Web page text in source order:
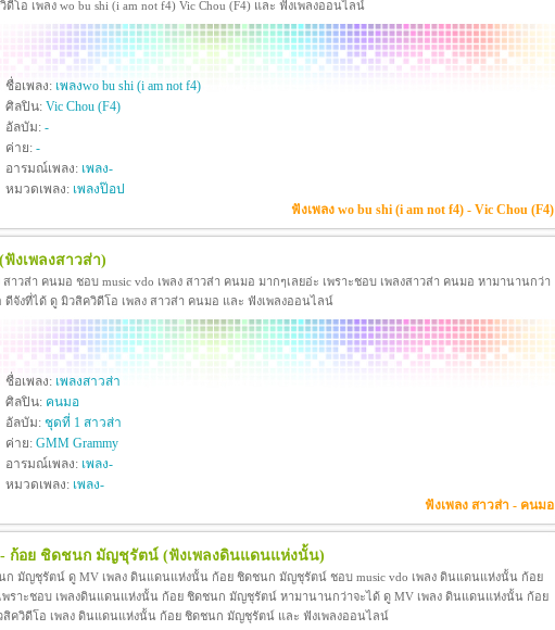
ดีโอ เพลง wo bu shi (i am not f4) Vic Chou (F4) และ ฟังเพลงออนไลน์
ชื่อเพลง: เพลงwo bu shi (i am not f4)
ศิลปิน: Vic Chou (F4)
อัลบัม: -
ค่าย: -
อารมณ์เพลง: เพลง-
หมวดเพลง: เพลงป๊อป
ฟังเพลง wo bu shi (i am not f4) - Vic Chou (F4)
(ฟังเพลงสาวส่า)
าวส่า คนมอ ชอบ music vdo เพลง สาวส่า คนมอ มากๆเลยอ่ะ เพราะชอบ เพลงสาวส่า คนมอ หามานานกว่า
ดีจังที่ได้ ดู มิวสิควิดีโอ เพลง สาวส่า คนมอ และ ฟังเพลงออนไลน์
ชื่อเพลง: เพลงสาวส่า
ศิลปิน: คนมอ
อัลบัม: ชุดที่ 1 สาวส่า
ค่าย: GMM Grammy
อารมณ์เพลง: เพลง-
หมวดเพลง: เพลง-
ฟังเพลง สาวส่า - คนมอ
ก้อย ชิดชนก มัญชุรัตน์ (ฟังเพลงดินแดนแห่งนั้น)
ก มัญชุรัตน์ ดู MV เพลง ดินแดนแห่งนั้น ก้อย ชิดชนก มัญชุรัตน์ ชอบ music vdo เพลง ดินแดนแห่งนั้น ก้อย
ราะชอบ เพลงดินแดนแห่งนั้น ก้อย ชิดชนก มัญชุรัตน์ หามานานกว่าจะได้ ดู MV เพลง ดินแดนแห่งนั้น ก้อย
ควิดีโอ เพลง ดินแดนแห่งนั้น ก้อย ชิดชนก มัญชุรัตน์ และ ฟังเพลงออนไลน์